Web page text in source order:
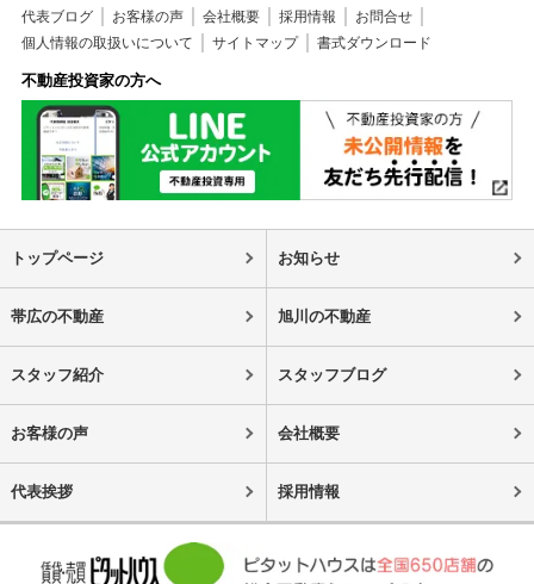
代表ブログ
お客様の声 会社概要 採用情報
お問合せ
個人情報の取扱いについて
サイトマップ 書式ダウンロード
不動産投資家の方へ
トップページ お知らせ
帯広の不動産 旭川の不動産
スタッフ紹介 スタッフブログ
お客様の声 会社概要
代表挨拶 採用情報